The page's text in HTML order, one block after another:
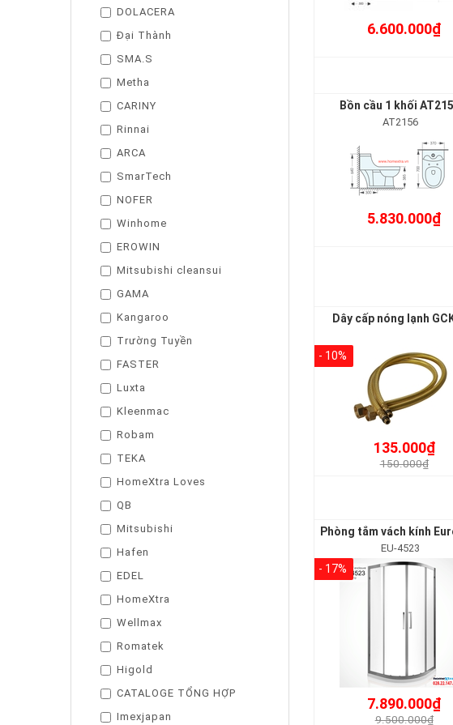
DOLACERA
Đại Thành
SMA.S
Metha
CARINY
Rinnai
ARCA
SmarTech
NOFER
Winhome
EROWIN
Mitsubishi cleansui
GAMA
Kangaroo
Trường Tuyền
FASTER
Luxta
Kleenmac
Robam
TEKA
HomeXtra Loves
QB
Mitsubishi
Hafen
EDEL
HomeXtra
Wellmax
Romatek
Higold
CATALOGE TỔNG HỢP
Imexjapan
6.600.000₫
Bồn cầu 1 khối
AT2156
5.830.000₫
Dây cấp nóng lạnh
- 10%
135.000₫
150.000₫
EU-4523
- 17%
7.890.000₫
9.500.000₫